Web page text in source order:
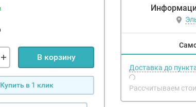
В корзину
Купить в 1 клик
Доставка до
Рассчитываем